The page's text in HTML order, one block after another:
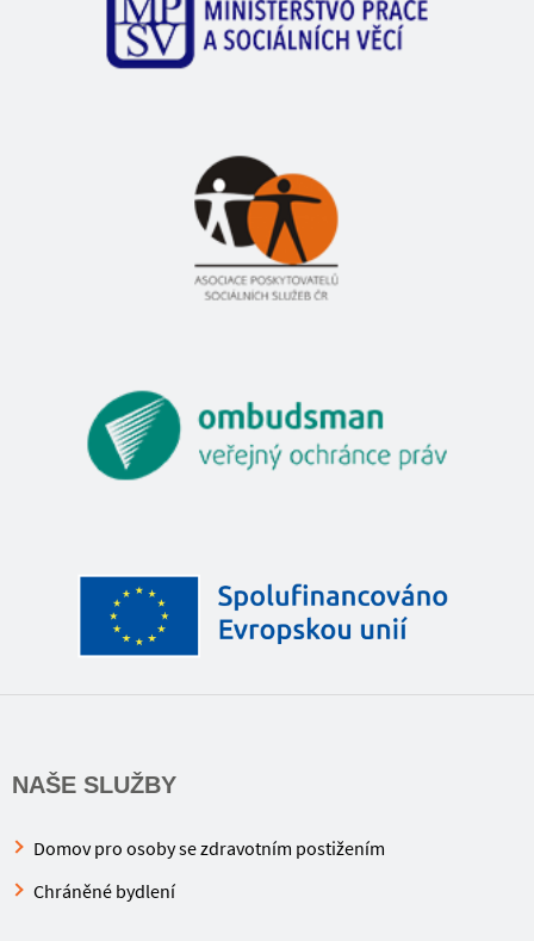
NAŠE SLUŽBY
Domov pro osoby se zdravotním postižením
Chráněné bydlení